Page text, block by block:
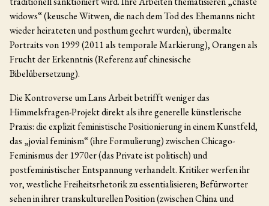
widows“ (keusche Witwen, die nach dem Tod des Ehemanns nicht
wieder heirateten und posthum geehrt wurden), übermalte
Portraits von 1999 (2011 als temporale Markierung), Orangen als
Frucht der Erkenntnis (Referenz auf chinesische
Bibelübersetzung).
Die Kontroverse um Lans Arbeit betrifft weniger das
Himmelsfragen-Projekt direkt als ihre generelle künstlerische
Praxis: die explizit feministische Positionierung in einem Kunstfeld,
das „jovial feminism“ (ihre Formulierung) zwischen Chicago-
Feminismus der 1970er (das Private ist politisch) und
postfeministischer Entspannung verhandelt. Kritiker werfen ihr
vor, westliche Freiheitsrhetorik zu essentialisieren; Befürworter
sehen in ihrer transkulturellen Position (zwischen China und